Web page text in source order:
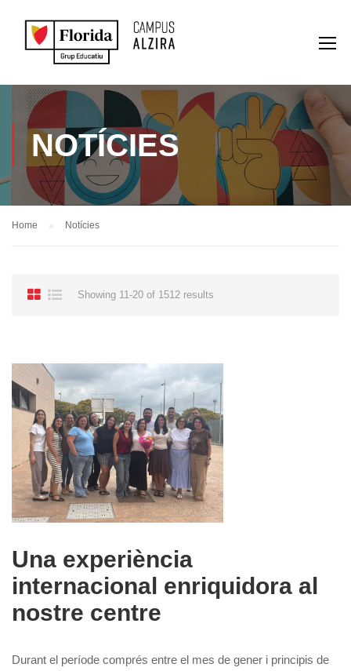
NOTÍCIES
Home Notícies
Showing 11-20 of 1512 results
Una experiència
internacional enriquidora al
nostre centre
Durant el període comprés entre el mes de gener i principis de